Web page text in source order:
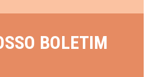
BOLETIM